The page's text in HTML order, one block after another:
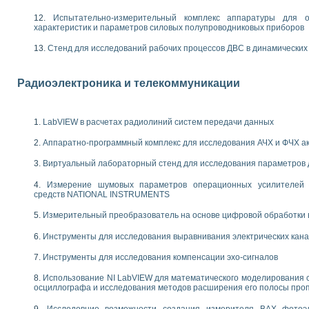
и защиты ускорителя ЛУЭ-200
процессом цементирования нефтегазовых скважин
среды специальной барокамеры
с использованием среды графического программирования
термотрансферной маркировки изделий
переходных процессов при коротких замыканиях в узлах электрических
швов на базе технологий фирмы NATIONAL INSTRUMENTS
неиндустриальных камер в производственных условиях
стенды
стенда по измерению профиля зеркальной антенны и построению
комплексы для вузов, осуществляющих подготовку специалистов
в процесе изучения специальных дисциплин в технических
WORKBENCH-MULTISIM для электротехнической подготовки
на основе LabVIEW
теории коммутации
для создания лабораторного практикума по измерениям магнитных
Испытательно-измерительный комплекс аппаратуры для
характеристик и параметров силовых полупроводниковых приборов
Стенд для исследований рабочих процессов ДВС в
Радиоэлектроника и телекоммуникации
LabVIEW в расчетах радиолиний систем передачи данных
Аппаратно-программный комплекс для исследования АЧХ и ФЧХ
Виртуальный лабораторный стенд для исследования
Измерение шумовых параметров операционных
средств NATIONAL INSTRUMENTS
Измерительный преобразователь на основе цифровой обработки
Инструменты для исследования выравнивания электрических
Инструменты для исследования компенсации эхо-сигналов
Использование NI LabVIEW для математического моделирования
осциллографа и исследования методов расширения его полосы